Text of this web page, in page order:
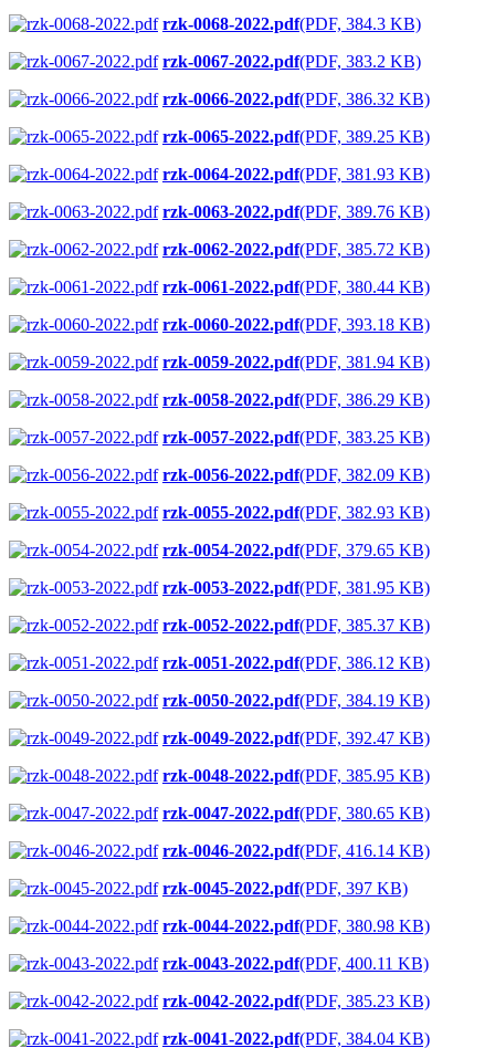
rzk-0068-2022.pdf(PDF, 384.3 KB)
rzk-0067-2022.pdf(PDF, 383.2 KB)
rzk-0066-2022.pdf(PDF, 386.32 KB)
rzk-0065-2022.pdf(PDF, 389.25 KB)
rzk-0064-2022.pdf(PDF, 381.93 KB)
rzk-0063-2022.pdf(PDF, 389.76 KB)
rzk-0062-2022.pdf(PDF, 385.72 KB)
rzk-0061-2022.pdf(PDF, 380.44 KB)
rzk-0060-2022.pdf(PDF, 393.18 KB)
rzk-0059-2022.pdf(PDF, 381.94 KB)
rzk-0058-2022.pdf(PDF, 386.29 KB)
rzk-0057-2022.pdf(PDF, 383.25 KB)
rzk-0056-2022.pdf(PDF, 382.09 KB)
rzk-0055-2022.pdf(PDF, 382.93 KB)
rzk-0054-2022.pdf(PDF, 379.65 KB)
rzk-0053-2022.pdf(PDF, 381.95 KB)
rzk-0052-2022.pdf(PDF, 385.37 KB)
rzk-0051-2022.pdf(PDF, 386.12 KB)
rzk-0050-2022.pdf(PDF, 384.19 KB)
rzk-0049-2022.pdf(PDF, 392.47 KB)
rzk-0048-2022.pdf(PDF, 385.95 KB)
rzk-0047-2022.pdf(PDF, 380.65 KB)
rzk-0046-2022.pdf(PDF, 416.14 KB)
rzk-0045-2022.pdf(PDF, 397 KB)
rzk-0044-2022.pdf(PDF, 380.98 KB)
rzk-0043-2022.pdf(PDF, 400.11 KB)
rzk-0042-2022.pdf(PDF, 385.23 KB)
rzk-0041-2022.pdf(PDF, 384.04 KB)